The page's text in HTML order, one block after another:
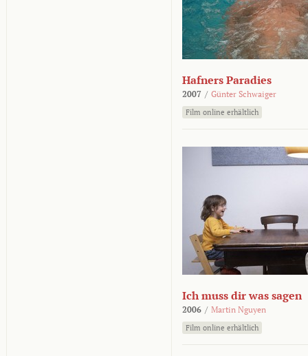
Hafners Paradies
2007 / Günter Schwaiger
Film online erhältlich
Ich muss dir was sagen
2006 / Martin Nguyen
Film online erhältlich